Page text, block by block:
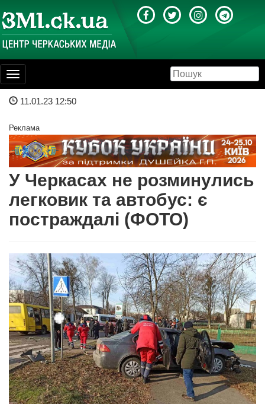
Toggle
navigation
11.01.23 12:50
Реклама
У Черкасах не розминулись
легковик та автобус: є
постраждалі (ФОТО)